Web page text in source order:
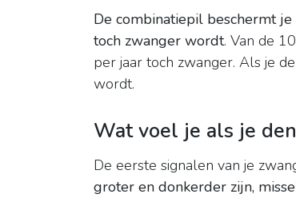
De combinatiepil beschermt
toch zwanger wordt. Van de
per jaar toch zwanger. Als je
wordt.
Wat voel je als je
De eerste signalen van je
groter en donkerder zijn,